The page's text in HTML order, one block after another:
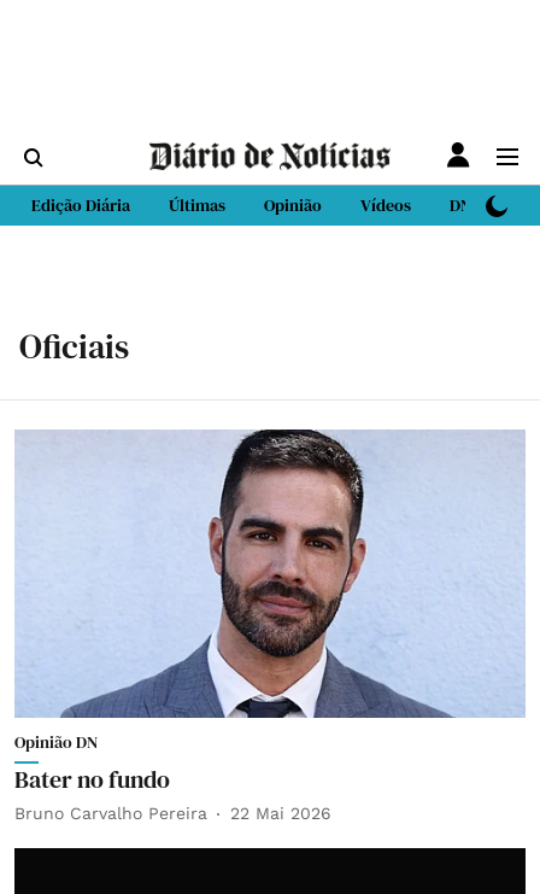
Edição Diária Últimas Opinião Vídeos DN Sport
Oficiais
Opinião DN
Bater no fundo
Bruno Carvalho Pereira 22 Mai 2026